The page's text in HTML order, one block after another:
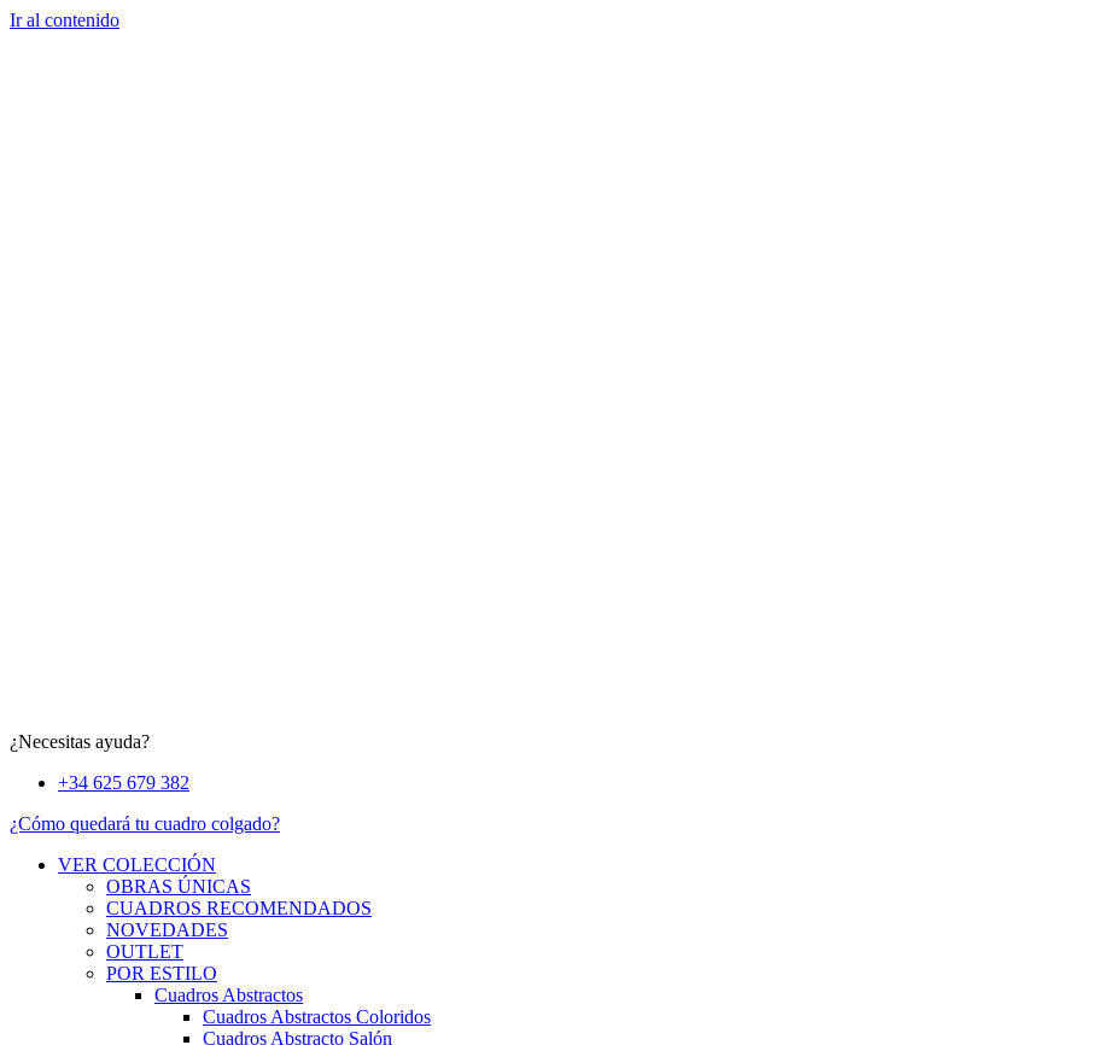
Ir al contenido
¿Necesitas ayuda?
+34 625 679 382
¿Cómo quedará tu cuadro colgado?
VER COLECCIÓN
OBRAS ÚNICAS
CUADROS RECOMENDADOS
NOVEDADES
OUTLET
POR ESTILO
Cuadros Abstractos
Cuadros Abstractos Coloridos
Cuadros Abstracto Salón